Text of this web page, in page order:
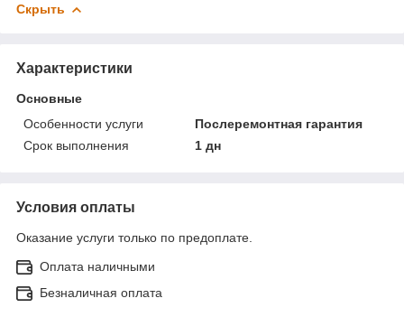
Скрыть
Характеристики
Основные
Особенности услуги
Послеремонтная гарантия
Срок выполнения
1 дн
Условия оплаты
Оказание услуги только по предоплате.
Оплата наличными
Безналичная оплата